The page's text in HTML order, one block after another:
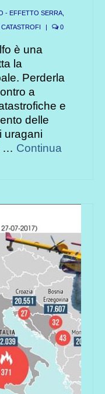
- EFFETTO SERRA
| 0
è una
la
Perderla
a
e
delle
uragani
… Continua